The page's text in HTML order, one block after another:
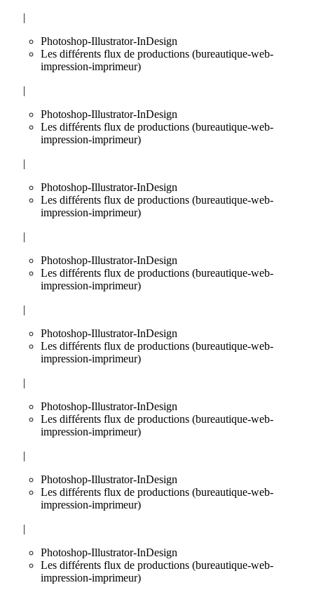
|
Photoshop-Illustrator-InDesign
Les différents flux de productions (bureautique-web-
impression-imprimeur)
|
Photoshop-Illustrator-InDesign
Les différents flux de productions (bureautique-web-
impression-imprimeur)
|
Photoshop-Illustrator-InDesign
Les différents flux de productions (bureautique-web-
impression-imprimeur)
|
Photoshop-Illustrator-InDesign
Les différents flux de productions (bureautique-web-
impression-imprimeur)
|
Photoshop-Illustrator-InDesign
Les différents flux de productions (bureautique-web-
impression-imprimeur)
|
Photoshop-Illustrator-InDesign
Les différents flux de productions (bureautique-web-
impression-imprimeur)
|
Photoshop-Illustrator-InDesign
Les différents flux de productions (bureautique-web-
impression-imprimeur)
|
Photoshop-Illustrator-InDesign
Les différents flux de productions (bureautique-web-
impression-imprimeur)